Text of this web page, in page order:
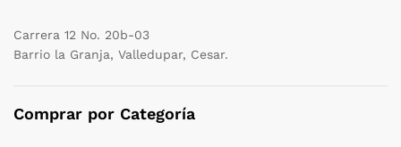
Carrera 12 No. 20b-03
Barrio la Granja, Valledupar, Cesar.
Comprar por Categoría